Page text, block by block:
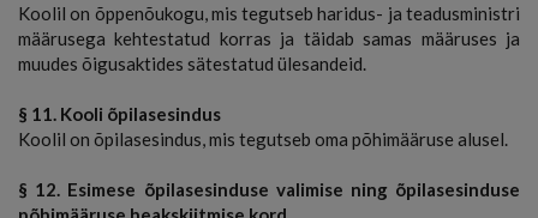
Koolil on õppenõukogu, mis tegutseb haridus- ja teadusministri
määrusega kehtestatud korras ja täidab samas määruses ja
muudes õigusaktides sätestatud ülesandeid.
§ 11. Kooli õpilasesindus
Koolil on õpilasesindus, mis tegutseb oma põhimääruse alusel.
§ 12. Esimese õpilasesinduse valimise ning õpilasesinduse